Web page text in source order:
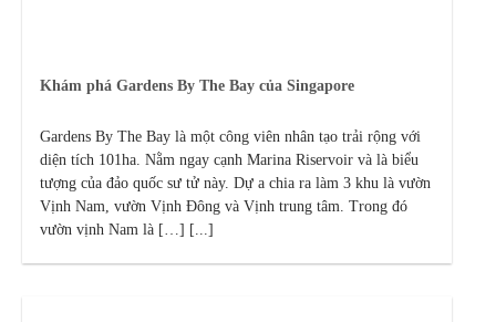
Khám phá Gardens By The Bay của Singapore
Gardens By The Bay là một công viên nhân tạo trải rộng với
diện tích 101ha. Nằm ngay cạnh Marina Riservoir và là biểu
tượng của đảo quốc sư tử này. Dự a chia ra làm 3 khu là vườn
Vịnh Nam, vườn Vịnh Đông và Vịnh trung tâm. Trong đó
vườn vịnh Nam là […] [...]